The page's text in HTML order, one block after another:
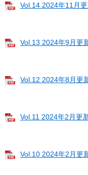
Vol.14 2024年11月
Vol.13 2024年9月更
Vol.12 2024年8月更
Vol.11 2024年2月更
Vol.10 2024年2月更